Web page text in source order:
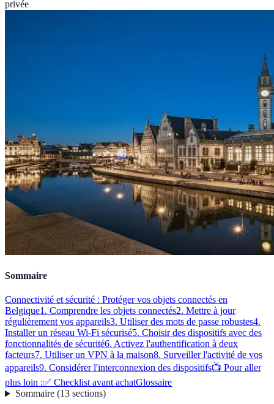
privée
Sommaire
Connectivité et sécurité : Protéger vos objets connectés en
Belgique1. Comprendre les objets connectés2. Mettre à jour
régulièrement vos appareils3. Utiliser des mots de passe robustes4.
Installer un réseau Wi-Fi sécurisé5. Choisir des dispositifs avec des
fonctionnalités de sécurité6. Activez l'authentification à deux
facteurs7. Utiliser un VPN à la maison8. Surveiller l'activité de vos
appareils9. Considérer l'interconnexion des dispositifs📺 Pour aller
plus loin :✅ Checklist avant achatGlossaire
Sommaire(13 sections)